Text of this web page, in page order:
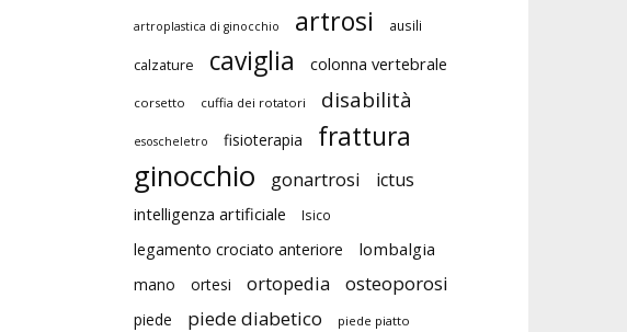
artroplastica di ginocchio artrosi ausili
calzature caviglia colonna vertebrale
corsetto cuffia dei rotatori disabilità
esoscheletro fisioterapia frattura
ginocchio gonartrosi ictus
intelligenza artificiale Isico
legamento crociato anteriore lombalgia
mano ortesi ortopedia osteoporosi
piede piede diabetico piede piatto